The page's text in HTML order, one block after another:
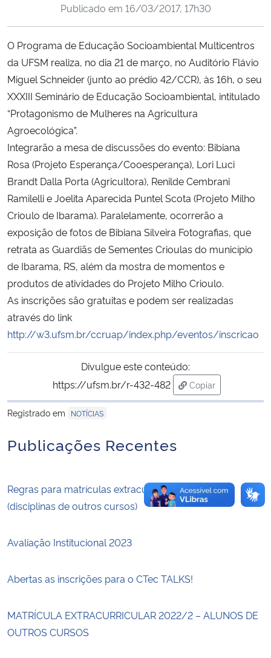
Ministério de Minas e Energia
Ministério da Ciência, Tecnologia, Inovações e Comunicações
Ministério do Meio Ambiente
Ministério do Turismo
Ministério do Desenvolvimento Regional
Controladoria-Geral da União
Ministério da Mulher, da Família e dos Direitos Humanos
Secretaria-Geral
Secretaria de Governo
Gabinete de Segurança Institucional
Banco Central do Brasil
Planalto
Publicado em 16/03/2017, 17h30
O Programa de Educação Socioambiental Multicentros
da UFSM realiza, no dia 21 de março, no Auditório Flávio
Miguel Schneider (junto ao prédio 42/CCR), às 16h, o seu
XXXIII Seminário de Educação Socioambiental, intitulado
“Protagonismo de Mulheres na Agricultura
Agroecológica”.
Integrarão a mesa de discussões do evento: Bibiana
Rosa (Projeto Esperança/Cooesperança), Lori Luci
Brandt Dalla Porta (Agricultora), Renilde Cembrani
Ramilelli e Joelita Aparecida Puntel Scota (Projeto Milho
Crioulo de Ibarama). Paralelamente, ocorrerão a
exposição de fotos de Bibiana Silveira Fotografias, que
retrata as Guardiãs de Sementes Crioulas do município
de Ibarama, RS, além da mostra de momentos e
produtos de atividades do Projeto Milho Crioulo.
As inscrições são gratuitas e podem ser realizadas
através do link
http://w3.ufsm.br/ccruap/index.php/eventos/inscricao
Divulgue este conteúdo:
https://ufsm.br/r-432-482
Copiar
para área de
Registrado em
NOTÍCIAS
Publicações Recentes
Regras para matrículas extracurriculares 2024/1
(disciplinas de outros cursos)
Avaliação Institucional 2023
Abertas as inscrições para o CTec TALKS!
MATRÍCULA EXTRACURRICULAR 2022/2 – ALUNOS DE
OUTROS CURSOS